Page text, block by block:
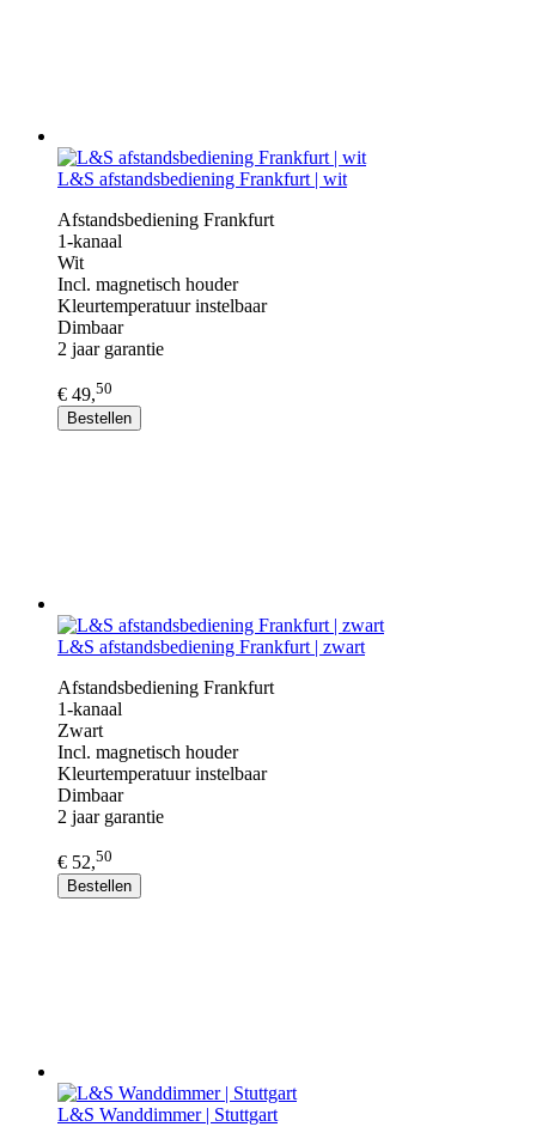
L&S afstandsbediening Frankfurt | wit
Afstandsbediening Frankfurt
1-kanaal
Wit
Incl. magnetisch houder
Kleurtemperatuur instelbaar
Dimbaar
2 jaar garantie
€ 49,50
Bestellen
L&S afstandsbediening Frankfurt | zwart
Afstandsbediening Frankfurt
1-kanaal
Zwart
Incl. magnetisch houder
Kleurtemperatuur instelbaar
Dimbaar
2 jaar garantie
€ 52,50
Bestellen
L&S Wanddimmer | Stuttgart